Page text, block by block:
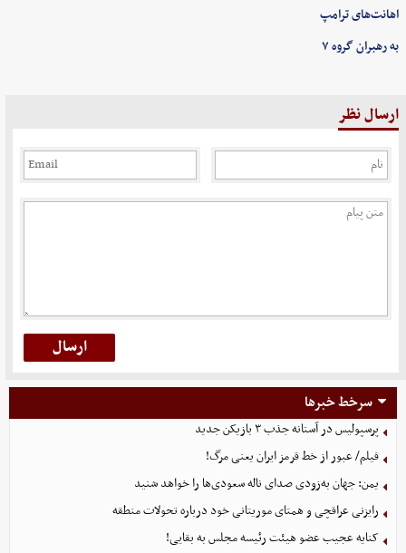
اهانت‌های ترامپ
به رهبران گروه ۷
ارسال نظر
سرخط خبرها
پرسپولیس در آستانه جذب ۳ بازیکن جدید
فیلم/ عبور از خط قرمز ایران یعنی مرگ!
یمن: جهان به‌زودی صدای ناله سعودی‌ها را خواهد شنید
رایزنی عراقچی و همتای موریتانی خود درباره تحولات منطقه
کنایه عجیب عضو هیئت رئیسه مجلس به بقایی!